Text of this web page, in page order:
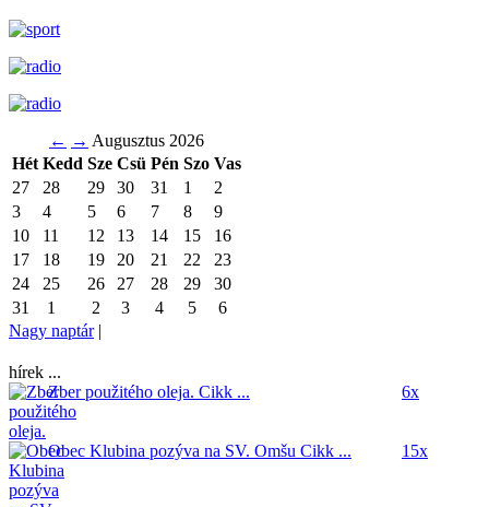
← → Augusztus 2026
Hét Kedd Sze Csü Pén Szo Vas
27
28 29 30 31 1
2
3
4 5 6 7 8
9
10
11 12 13 14 15
16
17
18 19 20 21 22
23
24
25 26 27 28 29
30
31
1 2 3 4 5
6
Nagy naptár|
hírek ...
Zber použitého oleja. Cikk ... 6x
Obec Klubina pozýva na SV. Omšu Cikk ... 15x